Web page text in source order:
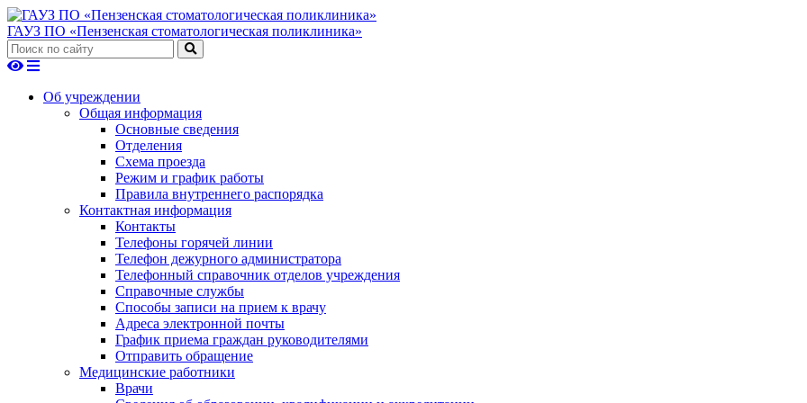
ГАУЗ ПО «Пензенская стоматологическая поликлиника»
Об учреждении
Общая информация
Основные сведения
Отделения
Схема проезда
Режим и график работы
Правила внутреннего распорядка
Контактная информация
Контакты
Телефоны горячей линии
Телефон дежурного администратора
Телефонный справочник отделов учреждения
Справочные службы
Способы записи на прием к врачу
Адреса электронной почты
График приема граждан руководителями
Отправить обращение
Медицинские работники
Врачи